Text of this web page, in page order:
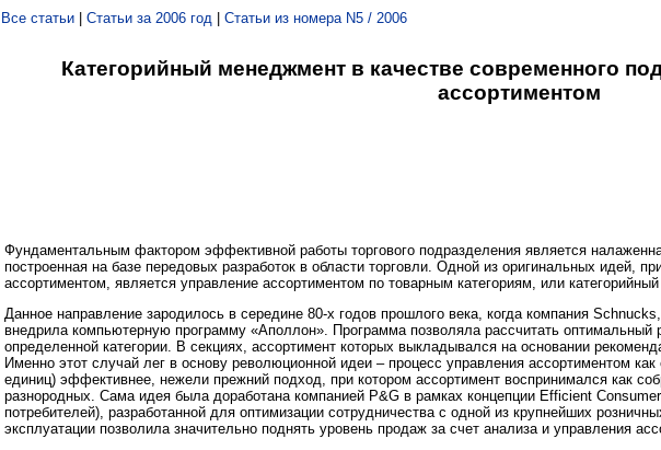
Все статьи| Статьи за 2006 год | Статьи из номера N5 / 2006
Категорийный менеджмент в качестве современного
ассортиментом
Фундаментальным фактором эффективной работы торгового подразделения является
построенная на базе передовых разработок в области торговли. Одной из оригинальных идей,
ассортиментом, является управление ассортиментом по товарным категориям, или
Данное направление зародилось в середине 80-х годов прошлого века, когда компания
внедрила компьютерную программу «Аполлон». Программа позволяла рассчитать оптимальный
определенной категории. В секциях, ассортимент которых выкладывался на основании
Именно этот случай лег в основу революционной идеи – процесс управления ассортиментом
единиц) эффективнее, нежели прежний подход, при котором ассортимент воспринимался как
разнородных. Сама идея была доработана компанией P&G в рамках концепции Efficient
потребителей), разработанной для оптимизации сотрудничества с одной из крупнейших
эксплуатации позволила значительно поднять уровень продаж за счет анализа и управления